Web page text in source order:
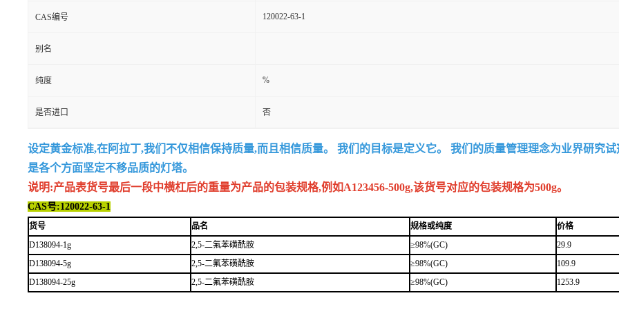
CAS编号 120022-63-1
别名
纯度 %
是否进口 否
设定黄金标准,在阿拉丁,我们不仅相信保持质量,而且相信质量。 我们的目标是定义它。 我们的质量管理理念为业界研究
是各个方面坚定不移品质的灯塔。
说明:产品表货号最后一段中横杠后的重量为产品的包装规格,例如A123456-500g,该货号对应的包装规格为500g。
CAS号:120022-63-1
货号 品名 规格或纯度
价格
D138094-1g
2,5-二氟苯磺酰胺 ≥98%(GC)
29.9
D138094-5g
2,5-二氟苯磺酰胺 ≥98%(GC)
109.9
D138094-25g
2,5-二氟苯磺酰胺 ≥98%(GC) 1253.9